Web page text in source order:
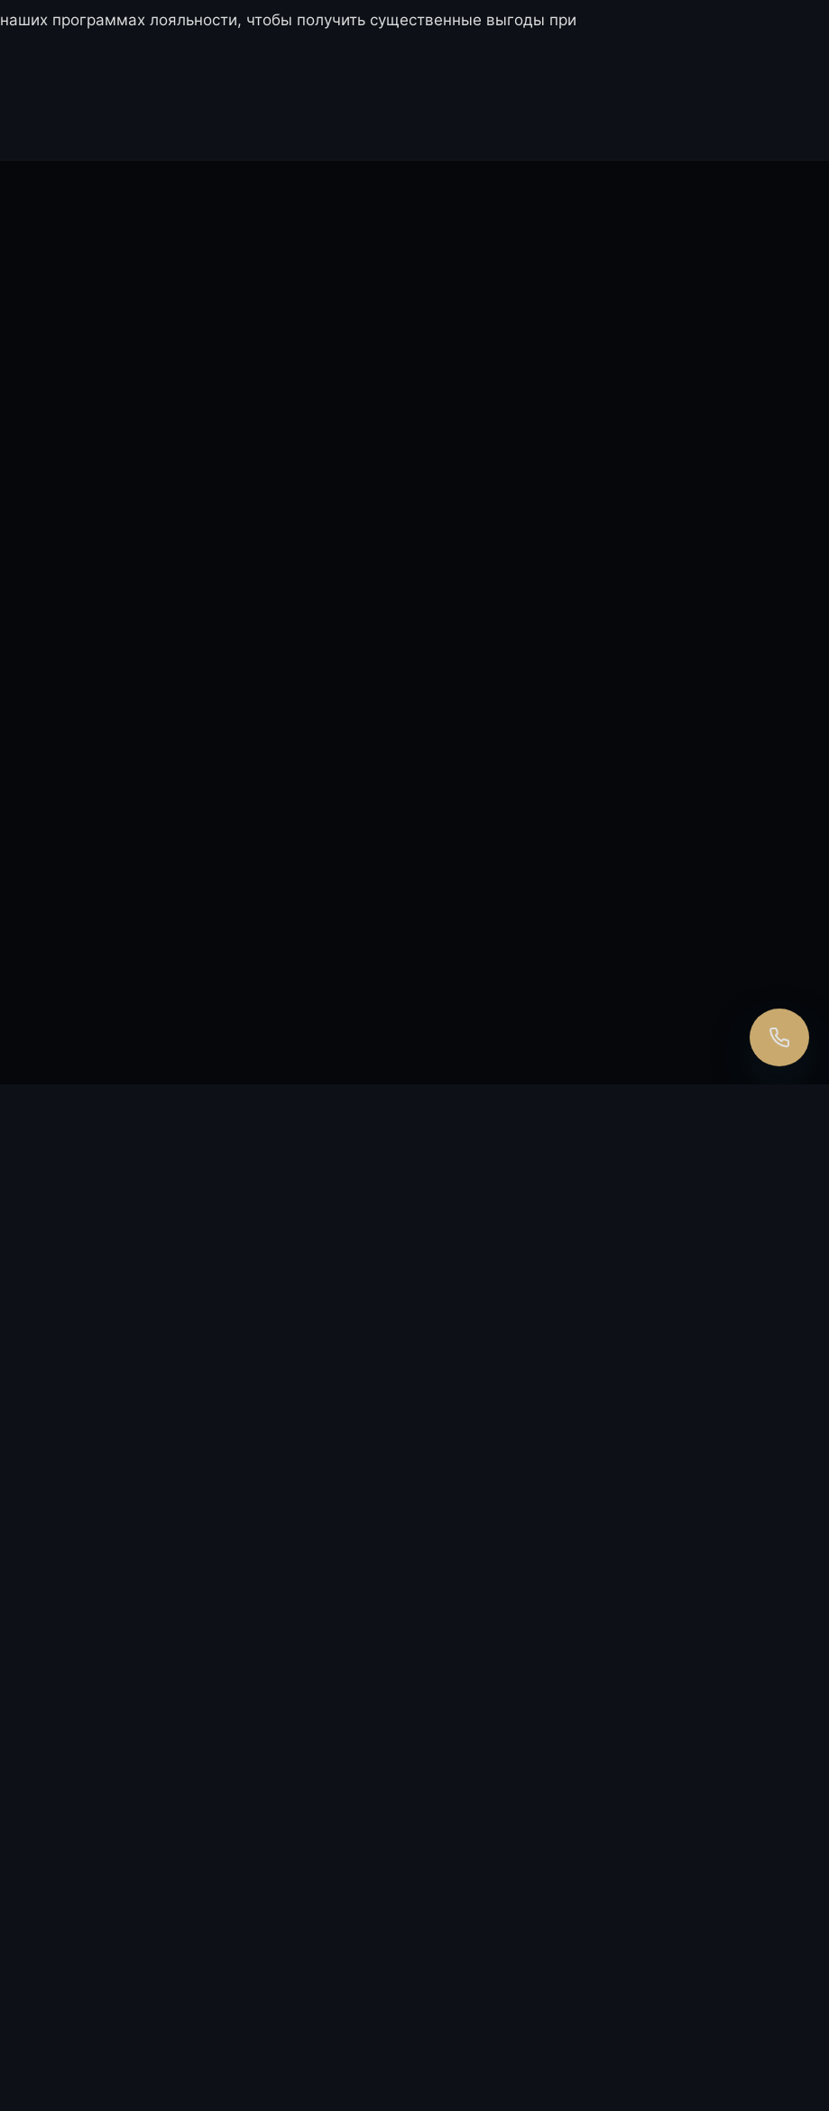
программах лояльности, чтобы получить существенные выгоды при